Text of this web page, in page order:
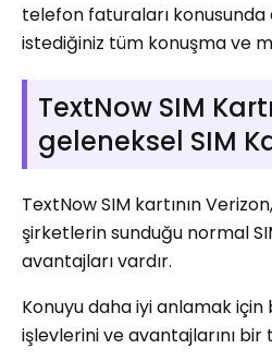
telefon faturaları
istediğiniz tüm konuşma ve
TextNow SIM
geleneksel SIM
TextNow SIM kartının
şirketlerin sunduğu normal
avantajları vardır.
Konuyu daha iyi anlamak için
işlevlerini ve avantajlarını bir